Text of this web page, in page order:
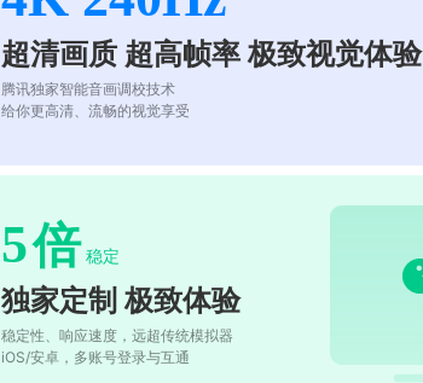
超清画质 超高帧率 极致视觉体验
腾讯独家智能音画调校技术
给你更高清、流畅的视觉享受
5倍 稳定
独家定制 极致体验
稳定性、响应速度，远超传统模拟器
iOS/安卓，多账号登录与互通